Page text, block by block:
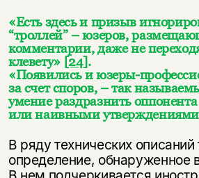
«Есть здесь и призыв
“троллей” – юзеров,
комментарии, даже не
клевету» [24].
«Появились и юзеры-
за счет споров, – так
умение раздразнить
или наивными
В ряду технических
определение, обнаруженное